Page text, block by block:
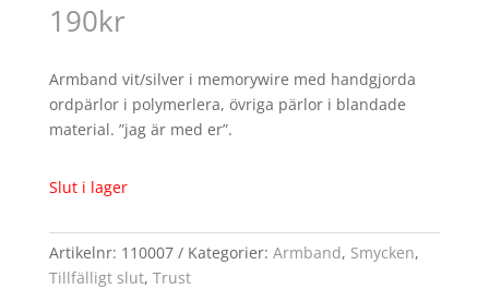
190kr
Armband vit/silver i memorywire med handgjorda
ordpärlor i polymerlera, övriga pärlor i blandade
material. ”jag är med er”.
Slut i lager
Artikelnr: 110007 Kategorier: Armband, Smycken,
Tillfälligt slut, Trust